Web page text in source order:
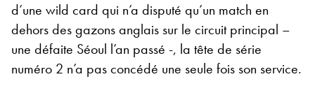
d’une wild card qui n’a disputé qu’un match en
dehors des gazons anglais sur le circuit principal –
une défaite Séoul l’an passé -, la tête de série
numéro 2 n’a pas concédé une seule fois son service.